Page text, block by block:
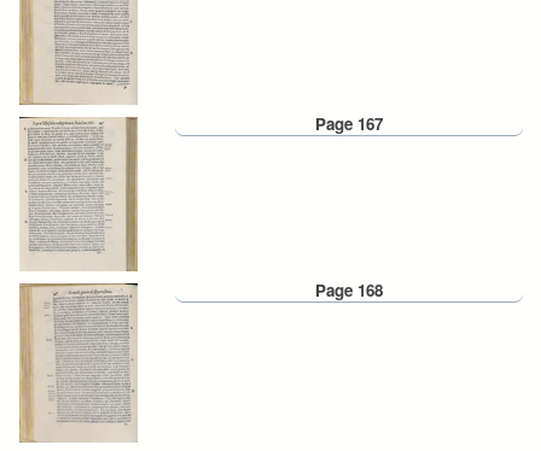
Page 167
Page 168